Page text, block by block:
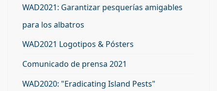
WAD2021: Garantizar pesquerías amigables
para los albatros
WAD2021 Logotipos & Pósters
Comunicado de prensa 2021
WAD2020: "Eradicating Island Pests"